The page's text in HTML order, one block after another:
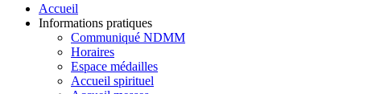
Accueil
Informations pratiques
Communiqué NDMM
Horaires
Espace médailles
Accueil spirituel